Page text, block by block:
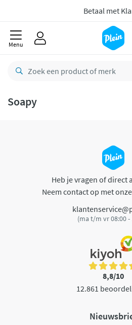
Betaal met
Menu
Soapy
Heb je vragen of direct
Neem contact op met
(ma t/m vr 08:00 -
8,8/10
12.861